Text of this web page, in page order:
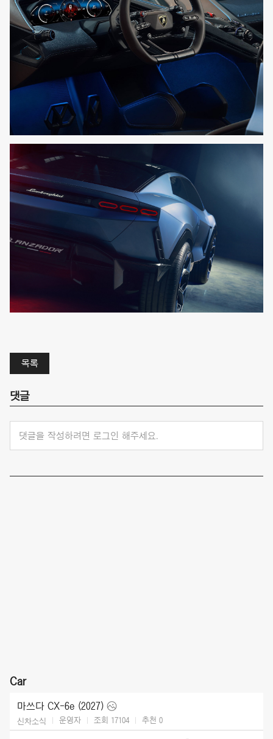
목록
댓글
댓글을 작성하려면 로그인 해주세요.
Car
마쓰다 CX-6e (2027)
신차소식 운영자 조회 17104 추천 0